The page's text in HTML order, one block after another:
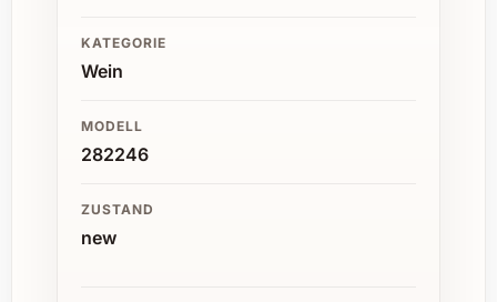
KATEGORIE
Wein
MODELL
282246
ZUSTAND
new